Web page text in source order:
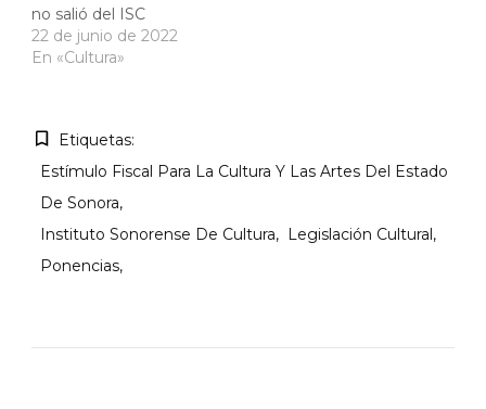
no salió del ISC
22 de junio de 2022
En «Cultura»
Etiquetas:
Estímulo Fiscal Para La Cultura Y Las Artes Del Estado
De Sonora
Instituto Sonorense De Cultura
Legislación Cultural
Ponencias